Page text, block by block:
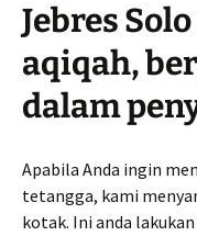
Jebres
aqiqah,
dalam
Apabila Anda ingin
tetangga, kami
kotak. Ini anda